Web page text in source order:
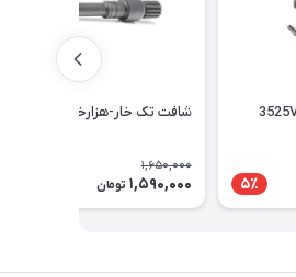
5٪
شافت تک خار-هزارخار 25V
1,650,000
1,590,000 تومان